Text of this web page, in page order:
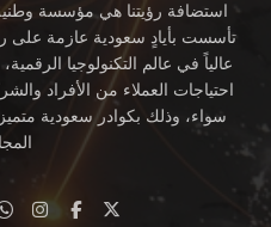
استضافة رؤيتنا هي مؤسسة
تأسست بأيادٍ سعودية عازمة على
عالياً في عالم التكنولوجيا
احتياجات العملاء من الأفراد
سواء، وذلك بكوادر سعودية